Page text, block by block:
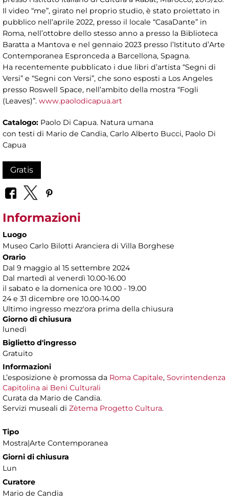
Il video “me”, girato nel proprio studio, è stato proiettato in
pubblico nell’aprile 2022, presso il locale “CasaDante” in
Roma, nell’ottobre dello stesso anno a presso la Biblioteca
Baratta a Mantova e nel gennaio 2023 presso l’Istituto d’Arte
Contemporanea Espronceda a Barcellona, Spagna.
Ha recentemente pubblicato i due libri d’artista “Segni di
Versi” e “Segni con Versi”, che sono esposti a Los Angeles
presso Roswell Space, nell’ambito della mostra “Fogli
(Leaves)”. www.paolodicapua.art
Catalogo: Paolo Di Capua. Natura umana
con testi di Mario de Candia, Carlo Alberto Bucci, Paolo Di
Capua
Gratis
Informazioni
Luogo
Museo Carlo Bilotti Aranciera di Villa Borghese
Orario
Dal 9 maggio al 15 settembre 2024
Dal martedì al venerdì 10.00-16.00
il sabato e la domenica ore 10.00 - 19.00
24 e 31 dicembre ore 10.00-14.00
Ultimo ingresso mezz'ora prima della chiusura
Giorno di chiusura
lunedì
Biglietto d'ingresso
Gratuito
Informazioni
L’esposizione è promossa da Roma Capitale, Sovrintendenza
Capitolina ai Beni Culturali
Curata da Mario de Candia.
Servizi museali di Zètema Progetto Cultura.
Tipo
Mostra|Arte Contemporanea
Giorni di chiusura
Lun
Curatore
Mario de Candia